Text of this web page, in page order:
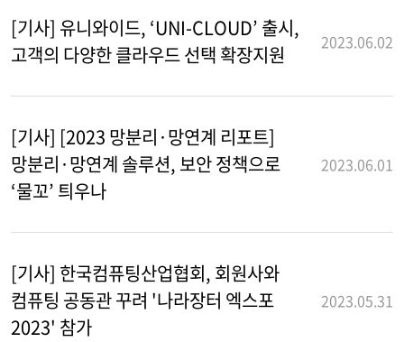
[기사] 유니와이드, ‘UNI-CLOUD’ 출시,
고객의 다양한 클라우드 선택 확장지원
2023.06.02
[기사] [2023 망분리·망연계 리포트]
망분리·망연계 솔루션, 보안 정책으로
‘물꼬’ 틔우나
2023.06.01
[기사] 한국컴퓨팅산업협회, 회원사와
컴퓨팅 공동관 꾸려 '나라장터 엑스포
2023' 참가
2023.05.31